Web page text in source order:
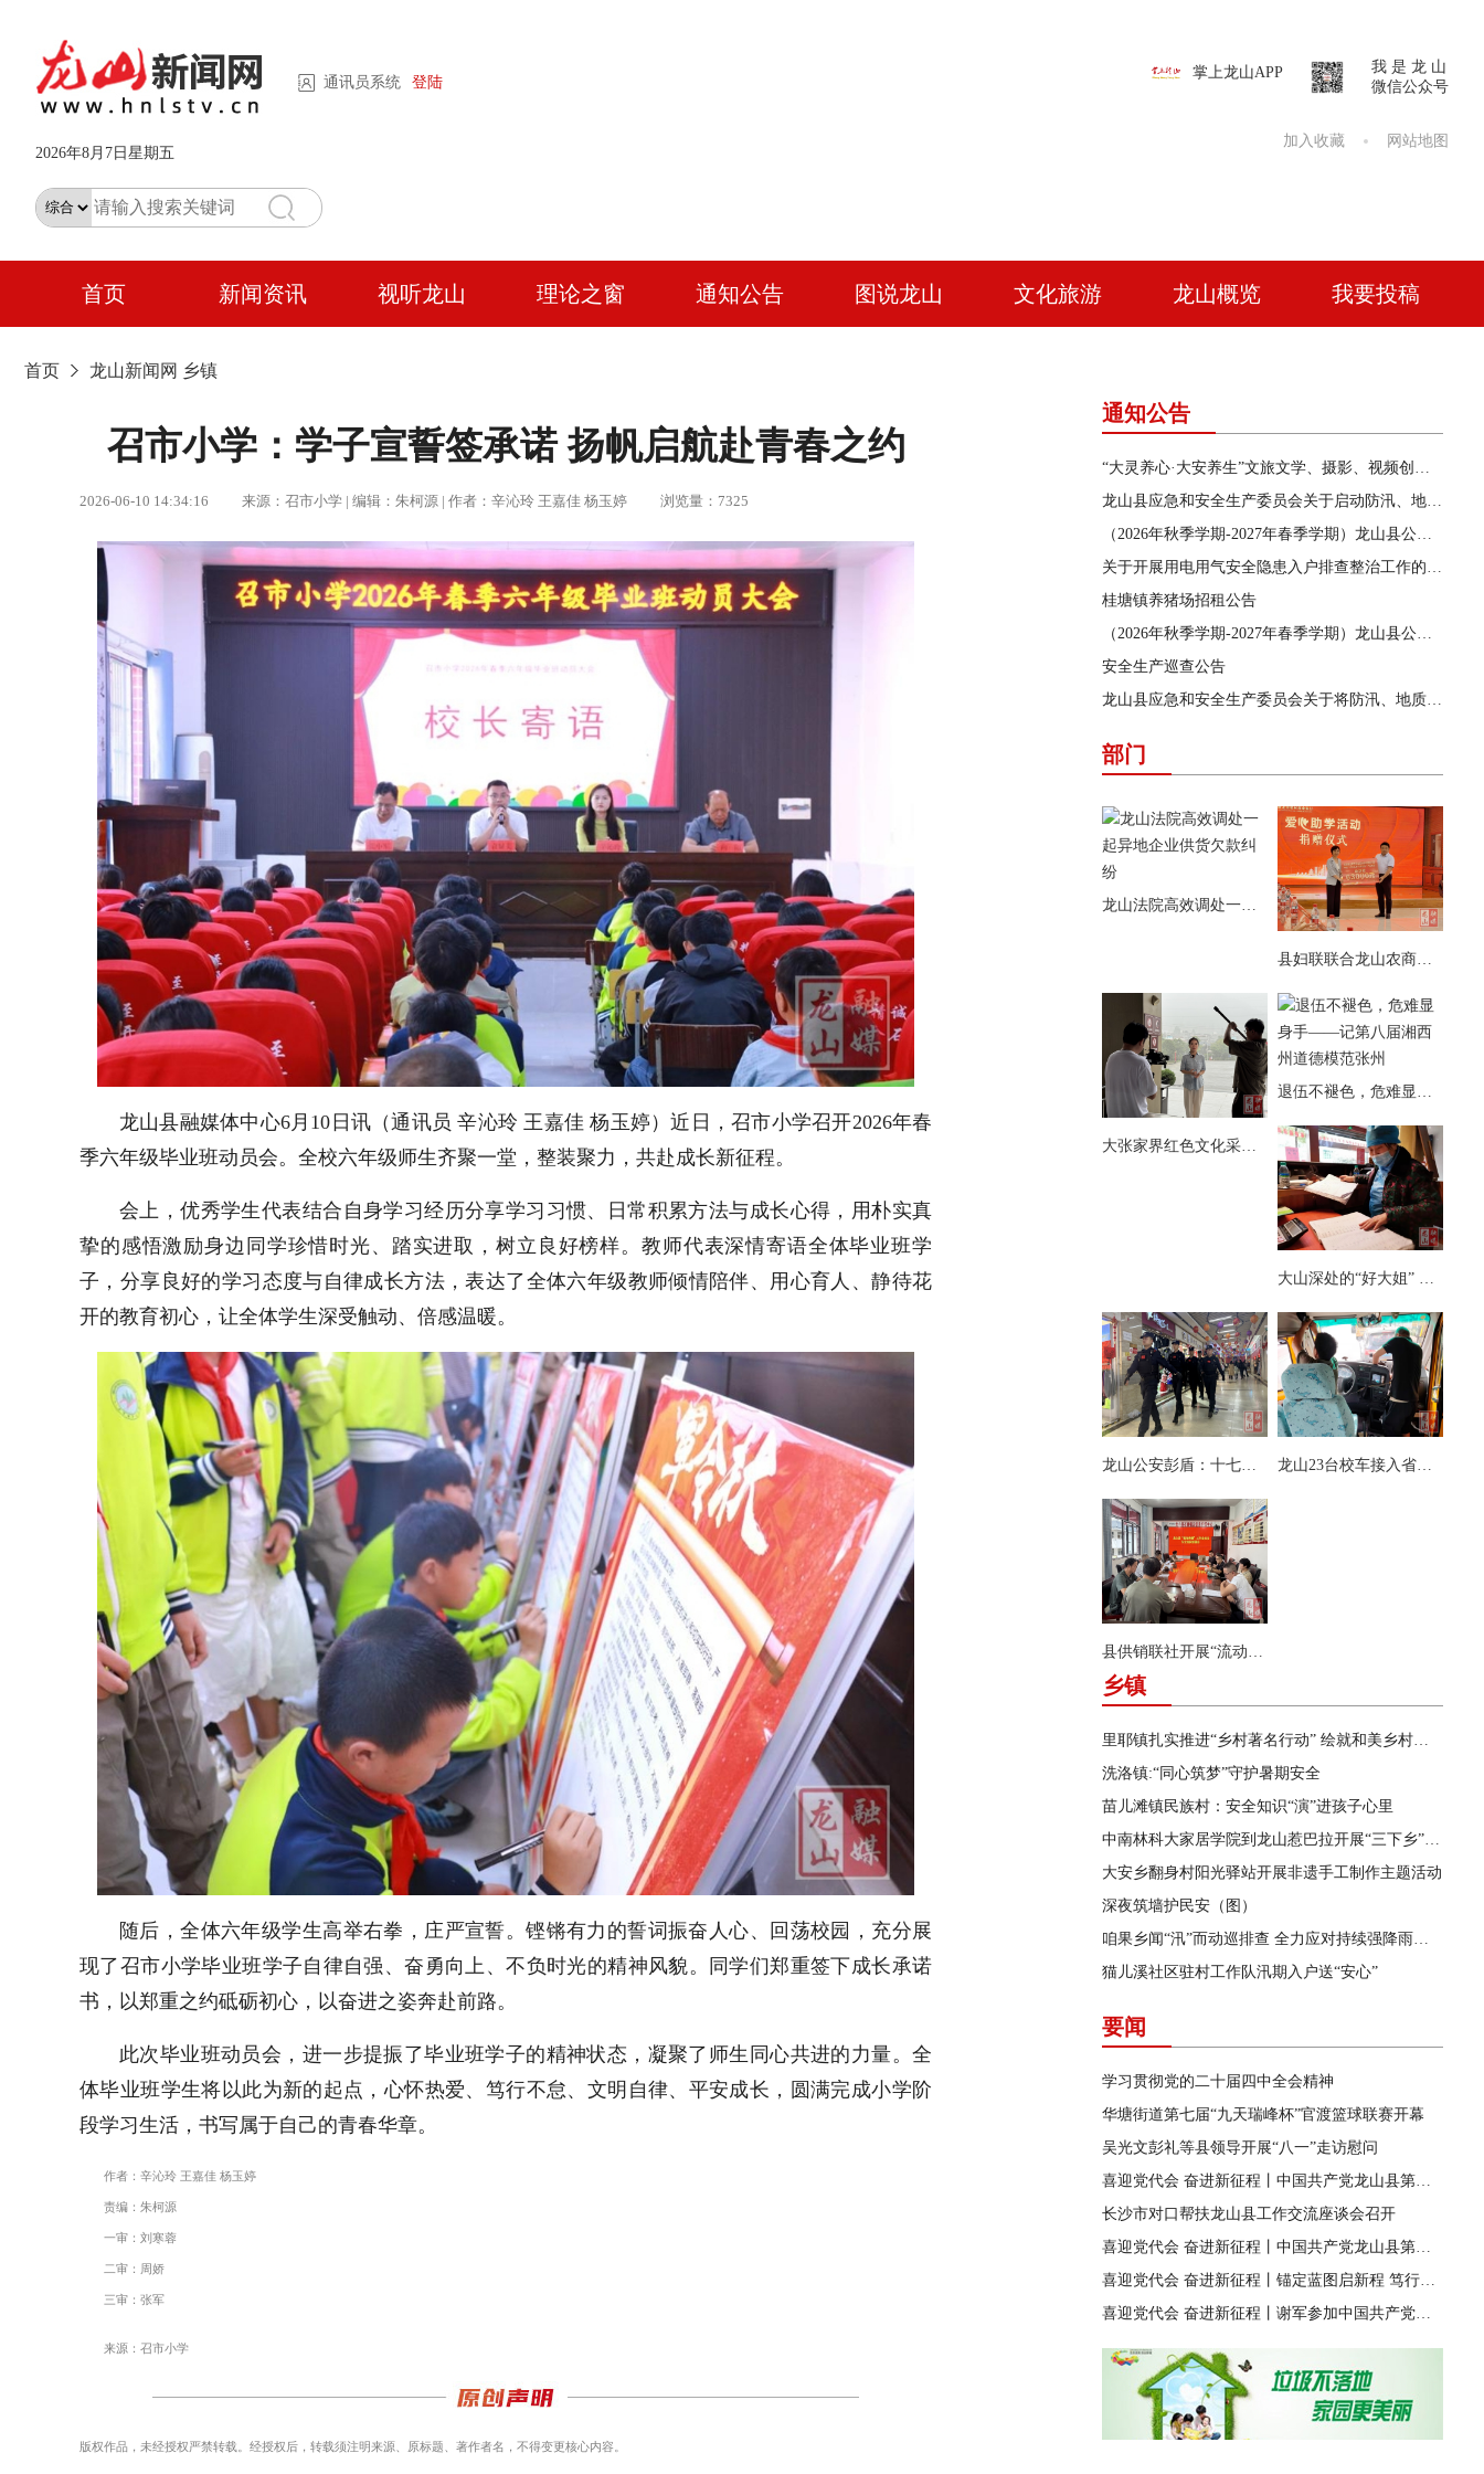
通讯员系统 登陆
2026年8月7日星期五
掌上龙山APP
我 是 龙 山
微信公众号
加入收藏 网站地图
首页 新闻资讯 视听龙山 理论之窗 通知公告 图说龙山 文化旅游 龙山概览 我要投稿
首页 龙山新闻网 乡镇
召市小学：学子宣誓签承诺 扬帆启航赴青春之约
2026-06-10 14:34:16 来源：召市小学 | 编辑：朱柯源 | 作者：辛沁玲 王嘉佳 杨玉婷 浏览量：7325
龙山县融媒体中心6月10日讯（通讯员 辛沁玲 王嘉佳 杨玉婷）近日，召市小学召开2026年春
季六年级毕业班动员会。全校六年级师生齐聚一堂，整装聚力，共赴成长新征程。
会上，优秀学生代表结合自身学习经历分享学习习惯、日常积累方法与成长心得，用朴实真
挚的感悟激励身边同学珍惜时光、踏实进取，树立良好榜样。教师代表深情寄语全体毕业班学
子，分享良好的学习态度与自律成长方法，表达了全体六年级教师倾情陪伴、用心育人、静待花
开的教育初心，让全体学生深受触动、倍感温暖。
随后，全体六年级学生高举右拳，庄严宣誓。铿锵有力的誓词振奋人心、回荡校园，充分展
现了召市小学毕业班学子自律自强、奋勇向上、不负时光的精神风貌。同学们郑重签下成长承诺
书，以郑重之约砥砺初心，以奋进之姿奔赴前路。
此次毕业班动员会，进一步提振了毕业班学子的精神状态，凝聚了师生同心共进的力量。全
体毕业班学生将以此为新的起点，心怀热爱、笃行不怠、文明自律、平安成长，圆满完成小学阶
段学习生活，书写属于自己的青春华章。
作者：辛沁玲 王嘉佳 杨玉婷
责编：朱柯源
一审：刘寒蓉
二审：周娇
三审：张军
来源：召市小学
版权作品，未经授权严禁转载。经授权后，转载须注明来源、原标题、著作者名，不得变更核心内容。
通知公告
“大灵养心·大安养生”文旅文学、摄影、视频创作征集活动公告
龙山县应急和安全生产委员会关于启动防汛、地质灾害、自然灾害救助三级应急响应的通知
（2026年秋季学期-2027年春季学期）龙山县公办学校学生食堂食材采购供应商遴选结果公告
关于开展用电用气安全隐患入户排查整治工作的通告
桂塘镇养猪场招租公告
（2026年秋季学期-2027年春季学期）龙山县公办学校学生食堂食材采购供应商遴选项目遴选公告
安全生产巡查公告
龙山县应急和安全生产委员会关于将防汛、地质灾害、自然灾害救助应急响应提升为三级的通知
部门
龙山法院高效调处一起异地企业供货欠款纠纷
县妇联联合龙山农商银行开展爱心助学活动
大张家界红色文化采访团来县茨岩塘镇采访
退伍不褪色，危难显身手——记第八届湘西州道德模范张州
大山深处的“好大姐” ——记第八届湘西州道德模范向玉娥
龙山公安彭盾：十七载藏蓝铸忠诚 初心如磐护万家 龙山23台校车接入省级智慧安全监管系统
县供销联社开展“流动供销”业务及安全知识专项培训
乡镇
里耶镇扎实推进“乡村著名行动” 绘就和美乡村新画卷
洗洛镇:“同心筑梦”守护暑期安全
苗儿滩镇民族村：安全知识“演”进孩子心里
中南林科大家居学院到龙山惹巴拉开展“三下乡”实践活动
大安乡翻身村阳光驿站开展非遗手工制作主题活动
深夜筑墙护民安（图）
咱果乡闻“汛”而动巡排查 全力应对持续强降雨天气
猫儿溪社区驻村工作队汛期入户送“安心”
要闻
学习贯彻党的二十届四中全会精神
华塘街道第七届“九天瑞峰杯”官渡篮球联赛开幕
吴光文彭礼等县领导开展“八一”走访慰问
喜迎党代会 奋进新征程丨中国共产党龙山县第十四届纪律检查委员会第一次全体会议召开
长沙市对口帮扶龙山县工作交流座谈会召开
喜迎党代会 奋进新征程丨中国共产党龙山县第十四次代表大会胜利闭幕
喜迎党代会 奋进新征程丨锚定蓝图启新程 笃行实干兴龙山
喜迎党代会 奋进新征程丨谢军参加中国共产党龙山县第十四次代表大会第四代表团讨论